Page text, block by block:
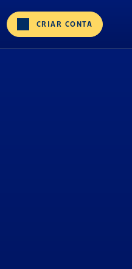
CRIAR CONTA